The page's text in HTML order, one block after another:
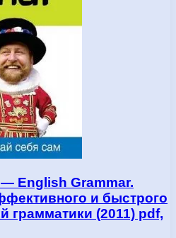
English Grammar.
и быстрого
грамматики (2011) pdf,